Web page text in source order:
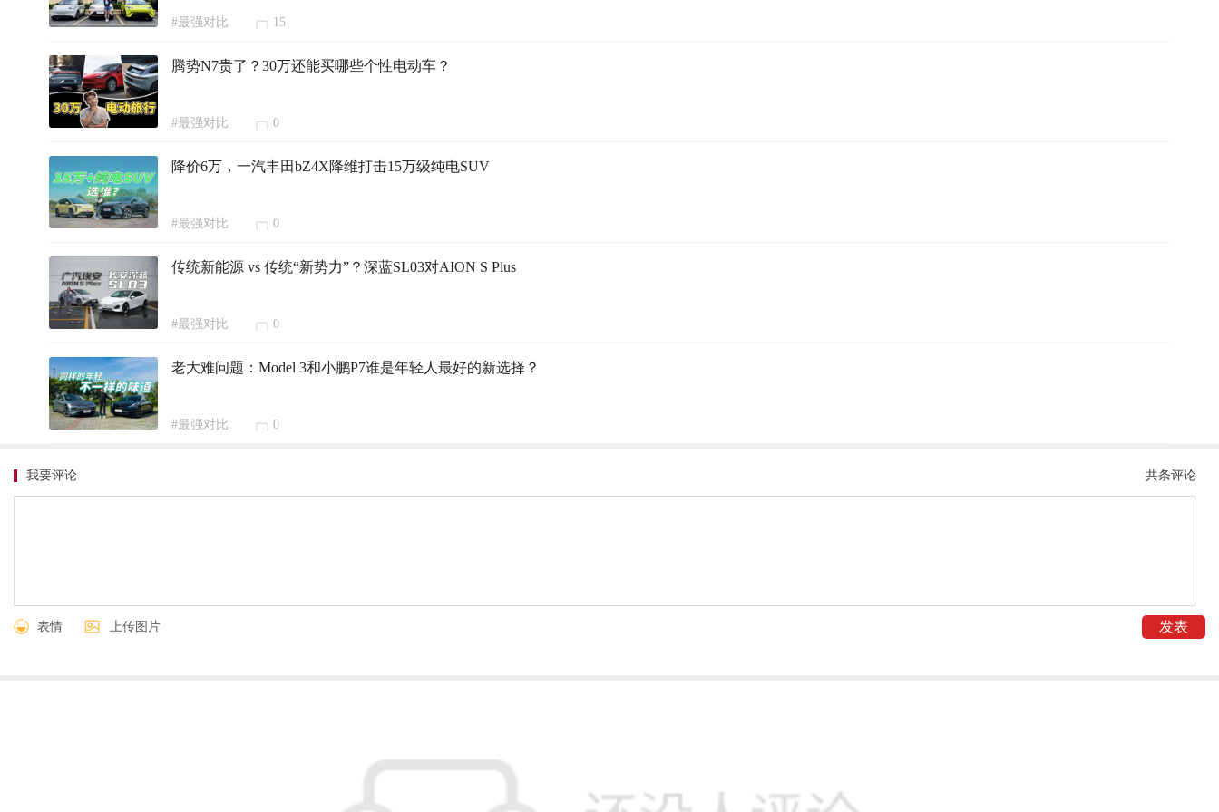
#最强对比 15
腾势N7贵了？30万还能买哪些个性电动车？
#最强对比 0
降价6万，一汽丰田bZ4X降维打击15万级纯电SUV
#最强对比 0
传统新能源 vs 传统“新势力”？深蓝SL03对AION S Plus
#最强对比 0
老大难问题：Model 3和小鹏P7谁是年轻人最好的新选择？
#最强对比 0
共条评论
我要评论
表情 上传图片